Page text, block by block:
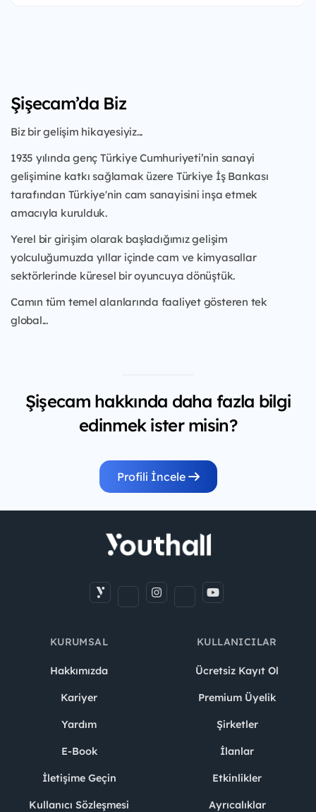
Şişecam’da Biz
Biz bir gelişim hikayesiyiz...
1935 yılında genç Türkiye Cumhuriyeti’nin sanayi
gelişimine katkı sağlamak üzere Türkiye İş Bankası
tarafından Türkiye'nin cam sanayisini inşa etmek
amacıyla kurulduk.
Yerel bir girişim olarak başladığımız gelişim
yolculuğumuzda yıllar içinde cam ve kimyasallar
sektörlerinde küresel bir oyuncuya dönüştük.
Camın tüm temel alanlarında faaliyet gösteren tek
global...
Şişecam hakkında daha fazla bilgi
edinmek ister misin?
Profili İncele
KURUMSAL
Hakkımızda
Kariyer
Yardım
E-Book
İletişime Geçin
Kullanıcı Sözleşmesi
KULLANICILAR
Ücretsiz Kayıt Ol
Premium Üyelik
Şirketler
İlanlar
Etkinlikler
Ayrıcalıklar